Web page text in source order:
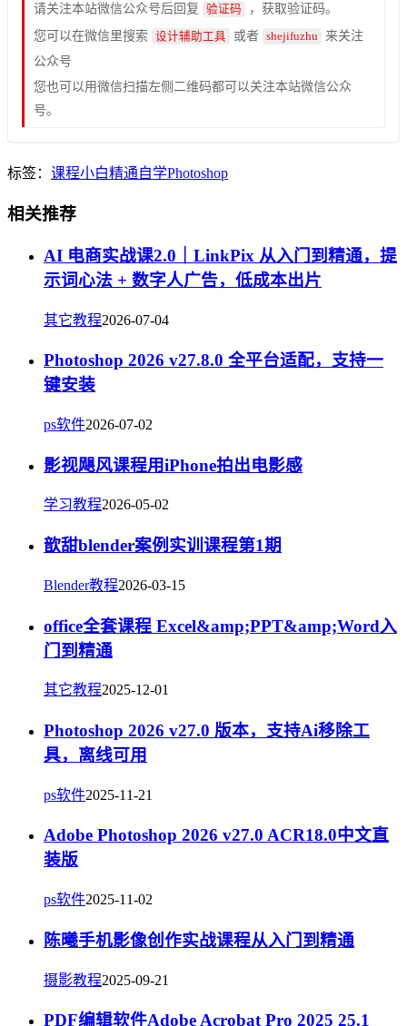
请关注本站微信公众号后回复 验证码
，获取验证码。
您可以在微信里搜索
设计辅助工具 或者 shejifuzhu
来关注
公众号
您也可以用微信扫描左侧二维码都可以关注本站微信公众
号。
标签： 课程小白精通自学Photoshop
相关推荐
AI 电商实战课2.0｜LinkPix 从入门到精通，提
示词心法 + 数字人广告，低成本出片
其它教程2026-07-04
Photoshop 2026 v27.8.0 全平台适配，支持一
键安装
ps软件2026-07-02
影视飓风课程用iPhone拍出电影感
学习教程2026-05-02
歆甜blender案例实训课程第1期
Blender教程2026-03-15
office全套课程 Excel&amp;PPT&amp;Word入
门到精通
其它教程2025-12-01
Photoshop 2026 v27.0 版本，支持Ai移除工
具，离线可用
ps软件2025-11-21
Adobe Photoshop 2026 v27.0 ACR18.0中文直
装版
ps软件2025-11-02
陈曦手机影像创作实战课程从入门到精通
摄影教程2025-09-21
PDF编辑软件Adobe Acrobat Pro 2025 25.1